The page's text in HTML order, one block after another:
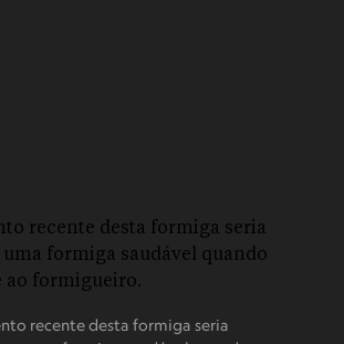
recente desta formiga seria